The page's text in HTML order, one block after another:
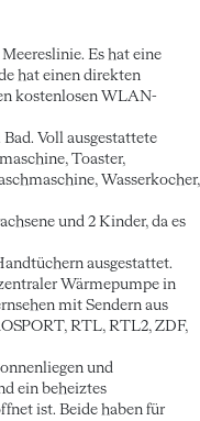
Es hat eine
hat einen direkten
kostenlosen WLAN-
Voll ausgestattete
Toaster,
Wasserkocher,
und 2 Kinder, da es
ausgestattet.
Wärmepumpe in
mit Sendern aus
RTL, RTL2, ZDF,
und
ein beheiztes
ist. Beide haben für